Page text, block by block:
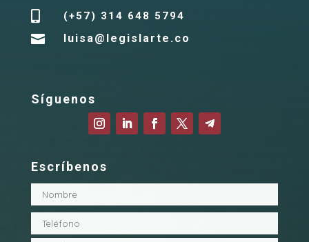
 (+57) 314 648 5794
 luisa@legislarte.co
Síguenos
Escríbenos